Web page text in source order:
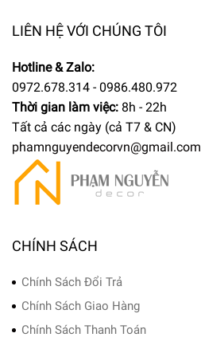
LIÊN HỆ VỚI CHÚNG TÔI
Hotline & Zalo:
0972.678.314 - 0986.480.972
Thời gian làm việc: 8h - 22h
Tất cả các ngày (cả T7 & CN)
phamnguyendecorvn@gmail.com
CHÍNH SÁCH
Chính Sách Đổi Trả
Chính Sách Giao Hàng
Chính Sách Thanh Toán